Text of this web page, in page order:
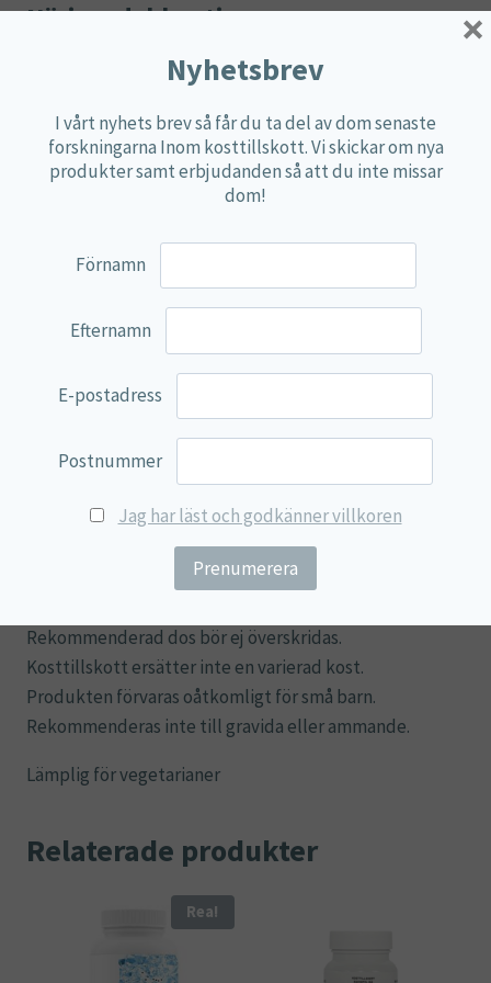
Näringsdeklaration
1 gummy per dag.
1 gummy
innehåller
Mängd *DRI%
Bacillus subtilis
levande bakterier
** **
Tyndalliserad
plantarum L-137
*DRI (dagligt referensintag) ej fastställt.
: Cikoriarotfibrer (Frukto-oligosackarider
(FOS)), Vatten, Naturlig jordgubbs- och apelsinsmak,
Surhetsreglerande medel (Citronsyra & Natriumcitrat),
Bacillus subtilis, Svart morotskoncentrat, Färgämne
(Paprikaextrakt), Ytbehandlingsmedel (Karnaubavax).
Rekommenderad dos bör ej överskridas.
Kosttillskott ersätter inte en varierad kost.
Produkten förvaras oåtkomligt för små barn.
Rekommenderas inte till gravida eller ammande.
Lämplig för vegetarianer
Relaterade produkter
Rea!
Nyhetsbrev
I vårt nyhets brev så får du ta del av dom senaste
forskningarna Inom kosttillskott. Vi skickar om nya
produkter samt erbjudanden så att du inte missar
dom!
Förnamn
Efternamn
E-postadress
Postnummer
Jag har läst och godkänner villkoren
×